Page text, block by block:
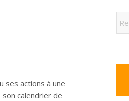
ses actions à une
son calendrier de